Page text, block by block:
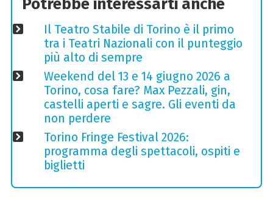
Potrebbe interessarti anche
Il Teatro Stabile di Torino è il primo
tra i Teatri Nazionali con il punteggio
più alto di sempre
Weekend del 13 e 14 giugno 2026 a
Torino, cosa fare? Max Pezzali, gin,
castelli aperti e sagre. Gli eventi da
non perdere
Torino Fringe Festival 2026:
programma degli spettacoli, ospiti e
biglietti